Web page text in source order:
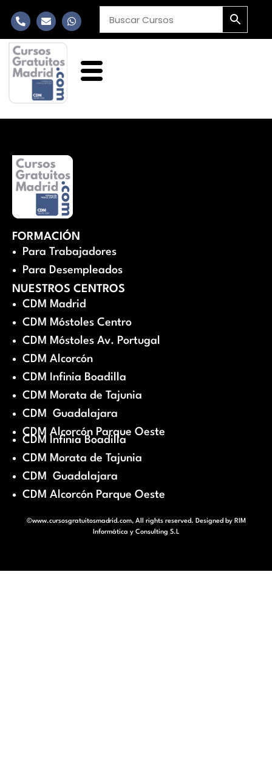
FORMACIÓN
Para Trabajadores
Para Desempleados
NUESTROS CENTROS
CDM Madrid
CDM Móstoles Centro
CDM Móstoles Av. Portugal
CDM Alcorcón
CDM Infinia Boadilla
CDM Morata de Tajunia
CDM Guadalajara
CDM Alcorcón Parque Oeste
CDM Infinia Boadilla
CDM Morata de Tajunia
CDM Guadalajara
CDM Alcorcón Parque Oeste
©www.cursosgratuitosmadrid.com, All rights reserved. Designed by RIM
Informática y Consulting S.L